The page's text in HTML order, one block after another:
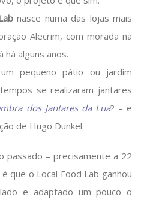
nasce numa das lojas mais
Alecrim, com morada na
há alguns anos.
pequeno pátio ou jardim
se realizaram jantares
dos Jantares da Lua? – e
de Hugo Dunkel.
passado – precisamente a 22
que o Local Food Lab ganhou
e adaptado um pouco o